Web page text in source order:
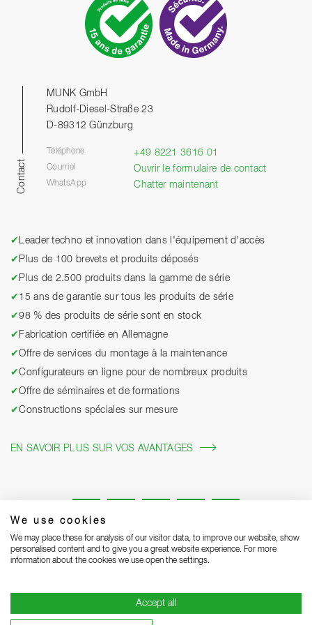
We use cookies
We may place these for analysis of our visitor data, to improve our website, show
personalised content and to give you a great website experience. For more
information about the cookies we use open the settings.
Accept all
Contact
MUNK GmbH
Rudolf-Diesel-Straße 23
D-89312 Günzburg
Téléphone +49 8221 3616 01
Courriel Ouvrir le formulaire de contact
WhatsApp Chatter maintenant
✔ Leader techno et innovation dans l'équipement d'accès
✔ Plus de 100 brevets et produits déposés
✔ Plus de 2.500 produits dans la gamme de série
✔ 15 ans de garantie sur tous les produits de série
✔98 % des produits de série sont en stock
✔ Fabrication certifiée en Allemagne
✔Offre de services du montage à la maintenance
✔Configurateurs en ligne pour de nombreux produits
✔Offre de séminaires et de formations
✔Constructions spéciales sur mesure
EN SAVOIR PLUS SUR VOS AVANTAGES
Mentions légales Protection des données Grounding Page
CGV Remarques concernant la livraison